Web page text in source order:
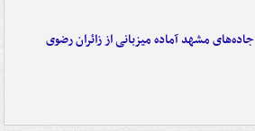
جاده‌های مشهد آماده میزبانی از زائران رضوی